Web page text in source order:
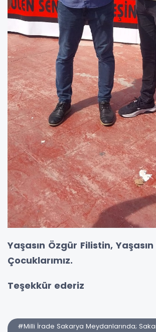
Yaşasın Özgür Filistin,
Çocuklarımız.
Teşekkür ederiz
#Milli İrade Sakarya Meydanlarında;